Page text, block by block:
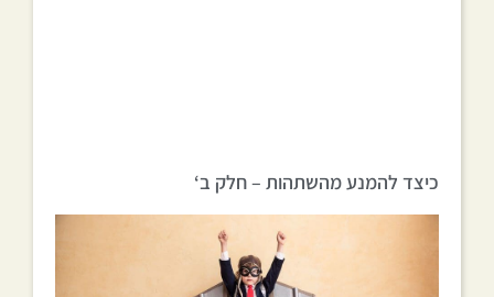
כיצד להמנע מהשתהות – חלק ב‘